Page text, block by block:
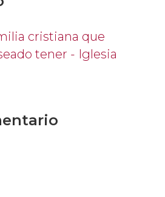
cristiana que
tener - Iglesia